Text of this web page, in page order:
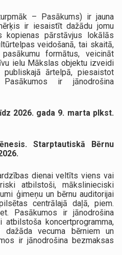
– Pasākums) ir jauna
ir iesaistīt dažādu jomu
kopienas pārstāvjus lokālās
veidošanā, tai skaitā,
formātus, veicināt
ielu Mākslas objektu izveidi
publiskajā ārtelpā, piesaistot
Pasākumos ir jānodrošina
2026. gada 9. marta plkst.
Starptautiskā Bērnu
dienai veltīts viens vai
atbilstoši, mākslinieciski
ģimeņu un bērnu auditorijai
centrālajā daļā, piem.
Pasākumos ir jānodrošina
atbilstoša koncertprogramma,
dažāda vecuma bērniem un
ir jānodrošina bezmaksas